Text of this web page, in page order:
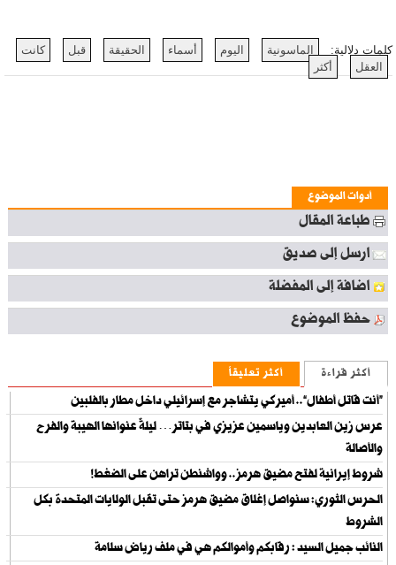
كلمات دلالية: الماسونية اليوم أسماء الحقيقة قبل
كانت
العقل
أكثر
أدوات الموضوع
طباعة المقال
ارسل إلى صديق
اضافة إلى المفضلة
حفظ الموضوع
أكثر قراءة أكثر تعليقاً
“أنت قاتل أطفال”.. أميركي يتشاجر مع إسرائيلي داخل مطار بالفلبين
عرس زين العابدين وياسمين عزيزي في بتاتر… ليلةٌ عنوانها الهيبة والفرح
والأصالة
شروط إيرانية لفتح مضيق هرمز.. وواشنطن تراهن على الضغط!
الحرس الثوري: سنواصل إغلاق مضيق هرمز حتى تقبل الولايات المتحدة بكل
الشروط
النائب جميل السيد : رقابكم وأموالكم هي في ملف رياض سلامة